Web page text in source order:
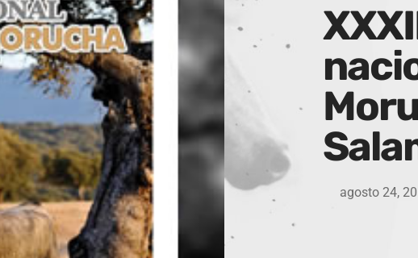
agosto 24,